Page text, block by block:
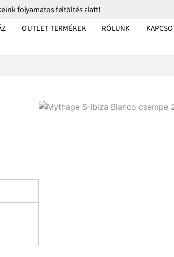
folyamatos feltöltés alatt!
OUTLET TERMÉKEK RÓLUNK